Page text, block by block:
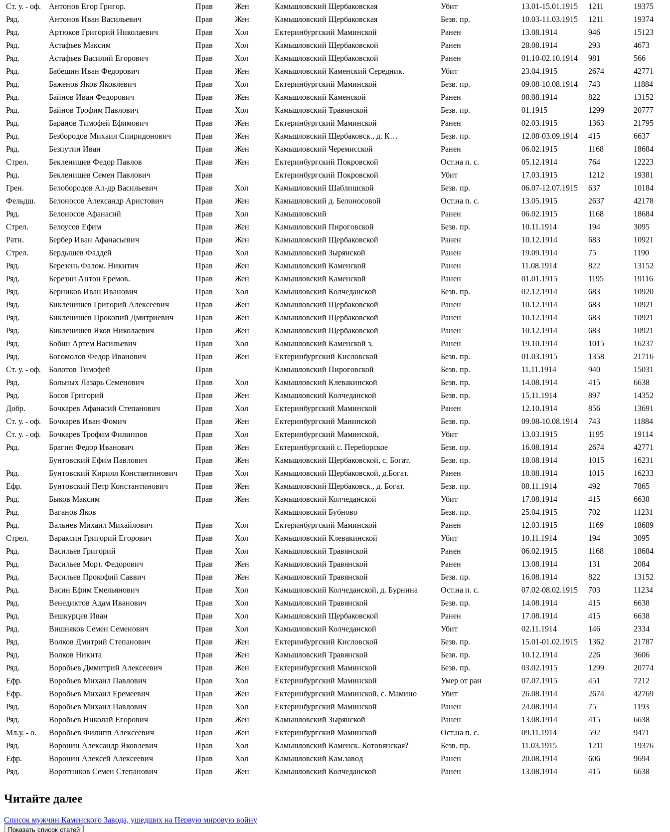
Ст. у. ‐ оф.
Антонов Егор Григор. Прав Жен Камьшловский Щербаковская Убит 13.01‐15.01.1915 1211
19375
Ряд.
Антонов Иван Васильевич Прав Жен Камьшловский Щербаковская Безв. пр. 10.03‐11.03.1915 1211
19374
Ряд.
Артюков Григорий Николаевич Прав Хол Ектеринбургский Маминской Ранен 13.08.1914 946
15123
Ряд.
Астафьев Максим Прав Хол Камьшловский Щербаковской Ранен 28.08.1914 293
4673
Ряд.
Астафьев Василий Егорович Прав Хол Камьшловский Щербаковской Ранен 01.10‐02.10.1914 981
566
Ряд.
Бабешин Иван Федорович Прав Жен Камьшловский Каменский Середник. Убит 23.04.1915 2674
42771
Ряд.
Баженов Яков Яковлевич Прав Хол Ектеринбургский Маминской Безв. пр. 09.08‐10.08.1914 743
11884
Ряд.
Байнов Иван Федорович Прав Жен Камьшловский Каменской Ранен 08.08.1914 822
13152
Ряд.
Байнов Трофим Павлович Прав Хол Камьшловский Травянской Безв. пр. 01.1915 1299
20777
Ряд.
Баранов Тимофей Ефимович Прав Жен Ектеринбургский Маминской Ранен 02.03.1915 1363
21795
Ряд.
Безбородов Михаил Спиридонович Прав Жен Камьшловский Щербаковск., д. К… Безв. пр. 12.08‐03.09.1914 415
6637
Ряд.
Безпутин Иван Прав Жен Камьшловский Черемисской Ранен 06.02.1915 1168
18684
Стрел.
Бекленищев Федор Павлов Прав Жен Ектеринбургский Покровской Ост.на п. с. 05.12.1914 764
12223
Ряд.
Бекленищев Семен Павлович Прав Ектеринбургский Покровской Убит 17.03.1915 1212
19381
Грен.
Белобородов Ал‐др Васильевич Прав Хол Камьшловский Шаблишской Безв. пр. 06.07‐12.07.1915 637
10184
Фельдш.
Белоносов Александр Аристович Прав Жен Камьшловский д. Белоносовой Ост.на п. с. 13.05.1915 2637
42178
Ряд.
Белоносов Афанасий Прав Хол Камьшловский Ранен 06.02.1915 1168
18684
Стрел.
Белоусов Ефим Прав Жен Камьшловский Пироговской Безв. пр. 10.11.1914 194
3095
Ратн.
Бербер Иван Афанасьевич Прав Жен Камьшловский Щербаковской Ранен 10.12.1914 683
10921
Стрел.
Бердышев Фаддей Прав Хол Камьшловский Зырянской Ранен 19.09.1914 75
1190
Ряд.
Березень Фалом. Никитич Прав Жен Камьшловский Каменской Ранен 11.08.1914 822
13152
Ряд.
Березин Антон Еремов. Прав Жен Камьшловский Каменской Ранен 01.01.1915 1195
19116
Ряд.
Берников Иван Иванович Прав Хол Камьшловский Колчеданской Безв. пр. 02.12.1914 683
10920
Ряд.
Бикленишев Григорий Алексеевич Прав Жен Камьшловский Щербаковской Ранен 10.12.1914 683
10921
Ряд.
Бикленишев Прокопий Дмитриевич Прав Жен Камьшловский Щербаковской Ранен 10.12.1914 683
10921
Ряд.
Бикленишев Яков Николаевич Прав Жен Камьшловский Щербаковской Ранен 10.12.1914 683
10921
Ряд.
Бобин Артем Васильевич Прав Хол Камьшловский Каменской з. Ранен 19.10.1914 1015
16237
Ряд.
Богомолов Федор Иванович Прав Жен Ектеринбургский Кисловской Безв. пр. 01.03.1915 1358
21716
Ст. у. ‐ оф.
Болотов Тимофей Прав Камьшловский Пироговской Безв. пр. 11.11.1914 940
15031
Ряд.
Больных Лазарь Семенович Прав Хол Камьшловский Клевакинской Безв. пр. 14.08.1914 415
6638
Ряд.
Босов Григорий Прав Жен Камьшловский Колчеданской Безв. пр. 15.11.1914 897
14352
Добр.
Бочкарев Афанасий Степанович Прав Хол Ектеринбургский Маминской Ранен 12.10.1914 856
13691
Ст. у. ‐ оф.
Бочкарев Иван Фомич Прав Жен Ектеринбургский Манинской Безв. пр. 09.08‐10.08.1914 743
11884
Ст. у. ‐ оф.
Бочкарев Трофим Филиппов Прав Хол Ектеринбургский Маминской, Убит 13.03.1915 1195
19114
Ряд.
Брагин Федор Иванович Прав Жен Ектеринбургский с. Переборское Безв. пр. 16.08.1914 2674
42771
Бунтовский Ефим Павлович
Прав Жен Камьшловский Щербаковской, с. Богат. Безв. пр. 18.08.1914 1015
16231
Ряд.
Бунтовский Кирилл Константинович Прав Хол Камьшловский Щербаковской, д.Богат. Ранен 18.08.1914 1015
16233
Ефр.
Бунтовский Петр Константинович Прав Жен Камьшловский Щербаковск., д. Богат. Безв. пр. 08.11.1914 492
7865
Ряд.
Быков Максим Прав Жен Камьшловский Колчеданской Убит 17.08.1914 415
6638
Ряд.
Ваганов Яков Камьшловский Бубново Безв. пр. 25.04.1915 702
11231
Ряд.
Вальнев Михаил Михайлович Прав Хол Ектеринбургский Маминской Ранен 12.03.1915 1169
18689
Стрел.
Вараксин Григорий Егорович Прав Хол Камьшловский Клевакинской Убит 10.11.1914 194
3095
Ряд.
Васильев Григорий Прав Хол Камьшловский Травянской Ранен 06.02.1915 1168
18684
Ряд.
Васильев Морт. Федорович Прав Жен Камьшловский Травянской Ранен 13.08.1914 131
2084
Ряд.
Васильев Прокофий Саввич Прав Жен Камьшловский Травянской Безв. пр. 16.08.1914 822
13152
Ряд.
Васин Ефим Емельянович Прав Хол Камьшловский Колчеданской, д. Бурнина Ост.на п. с. 07.02‐08.02.1915 703
11234
Ряд.
Венедиктов Адам Иванович Прав Хол Камьшловский Травянской Безв. пр. 14.08.1914 415
6638
Ряд.
Вешкурцев Иван Прав Хол Камьшловский Щербаковской Ранен 17.08.1914 415
6638
Ряд.
Вишняков Семен Семенович Прав Хол Камьшловский Колчеданской Убит 02.11.1914 146
2334
Ряд.
Волков Дмитрий Степанович Прав Жен Ектеринбургский Кисловской Безв. пр. 15.01‐01.02.1915 1362
21787
Ряд.
Волков Никита Прав Жен Камьшловский Травянской Безв. пр. 10.12.1914 226
3606
Ряд.
Воробьев Дммитрий Алексеевич Прав Жен Ектеринбургский Маминской Безв. пр. 03.02.1915 1299
20774
Ефр.
Воробьев Михаил Павлович Прав Хол Ектеринбургский Маминской Умер от ран 07.07.1915 451
7212
Ефр.
Воробьев Михаил Еремеевич Прав Жен Ектеринбургский Маминской, с. Мамино Убит 26.08.1914 2674
42769
Ряд.
Воробьев Михаил Павлович Прав Хол Ектеринбургский Маминской Ранен 24.08.1914 75
1193
Ряд.
Воробьев Николай Егорович Прав Жен Камьшловский Зырянской Ранен 13.08.1914 415
6638
Мл.у. ‐ о.
Воробьев Филипп Алексеевич Прав Жен Ектеринбургский Маминской Ост.на п. с. 09.11.1914 592
9471
Ряд.
Воронин Александр Яковлевич Прав Хол Камьшловский Каменск. Котовянская? Безв. пр. 11.03.1915 1211
19376
Ефр.
Воронин Алексей Алексеевич Прав Хол Камьшловский Кам.завод Ранен 20.08.1914 606
9694
Ряд.
Воротников Семен Степанович Прав Жен Камьшловский Колчеданской Ранен 13.08.1914 415 6638
Читайте далее
Список мужчин Каменского Завода, ушедших на Первую мировую войну
Показать список статей